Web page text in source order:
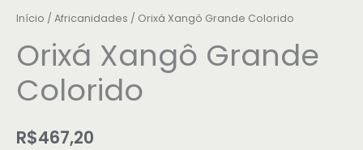
Início / Africanidades / Orixá Xangô Grande Colorido
Orixá Xangô Grande
Colorido
R$467,20